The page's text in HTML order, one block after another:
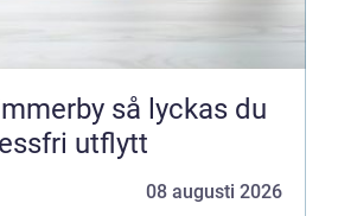
så lyckas du
utflytt
08 augusti 2026